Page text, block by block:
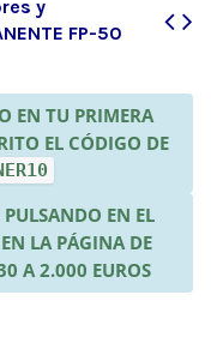
y
FP-50
EN TU PRIMERA
EL CÓDIGO DE
EN EL
LA PÁGINA DE
A 2.000 EUROS